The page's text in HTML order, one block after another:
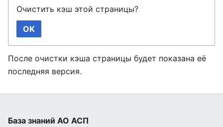
Очистить кэш этой страницы?
OK
После очистки кэша страницы будет показана её
последняя версия.
База знаний АО АСП